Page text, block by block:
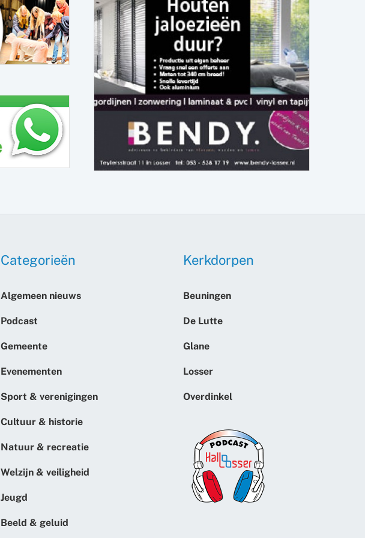
Categorieën
Algemeen nieuws
Podcast
Gemeente
Evenementen
Sport & verenigingen
Cultuur & historie
Natuur & recreatie
Welzijn & veiligheid
Jeugd
Beeld & geluid
Kerkdorpen
Beuningen
De Lutte
Glane
Losser
Overdinkel